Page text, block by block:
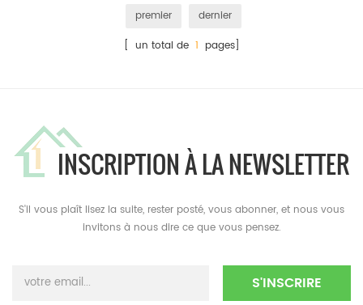
premier
dernier
[ un total de 1 pages]
INSCRIPTION À LA NEWSLETTER
S'il vous plaît lisez la suite, rester posté, vous abonner, et nous vous
invitons à nous dire ce que vous pensez.